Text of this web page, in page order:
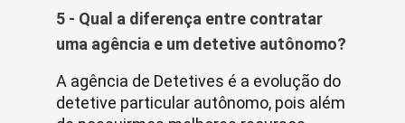
5 - Qual a diferença entre contratar
uma agência e um detetive autônomo?
A agência de Detetives é a evolução do
detetive particular autônomo, pois além